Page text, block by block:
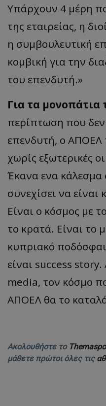
Υπάρχουν 4 μέρη
της εταιρείας, η
η συμβουλευτική
κομβική για την
του επενδυτή.»
Για τα μονοπάτια
περίπτωση που
επενδυτή, ο ΑΠΟΕΛ
χωρίς εξωτερικές
Έκανα ενα κάλεσμα
συνεχίσει να
Είναι ο κόσμος με
το κρατά. Είναι το
κυπριακό
είναι success story.
media, τον κόσμο
ΑΠΟΕΛ θα το
Ακολουθήστε το
μάθετε πρώτοι όλες τις